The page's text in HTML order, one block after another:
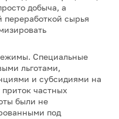
добыча, а
переработкой сырья
Специальные
льготами,
и субсидиями на
частных
были не
под